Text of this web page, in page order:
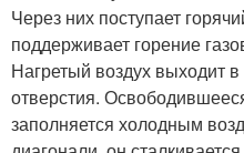
Через них поступает
поддерживает горение
Нагретый воздух выходит
отверстия.
заполняется холодным